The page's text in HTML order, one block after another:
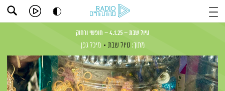
טיול שבת – 4.1.25 – חופשי ורחוק
מתוך: טיול שבת מיכל גפן